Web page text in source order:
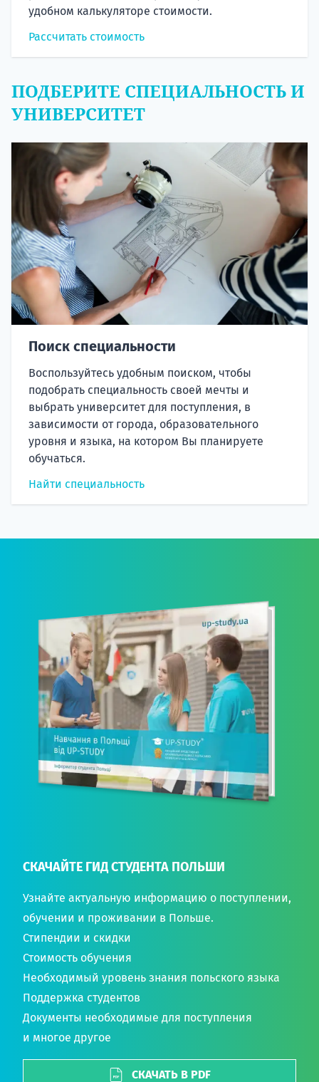
удобном калькуляторе стоимости.
Рассчитать стоимость
ПОДБЕРИТЕ СПЕЦИАЛЬНОСТЬ И
УНИВЕРСИТЕТ
Поиск специальности
Воспользуйтесь удобным поиском, чтобы
подобрать специальность своей мечты и
выбрать университет для поступления, в
зависимости от города, образовательного
уровня и языка, на котором Вы планируете
обучаться.
Найти специальность
СКАЧАЙТЕ ГИД СТУДЕНТА ПОЛЬШИ
Узнайте актуальную информацию о поступлении,
обучении и проживании в Польше.
Стипендии и скидки
Стоимость обучения
Необходимый уровень знания польского языка
Поддержка студентов
Документы необходимые для поступления
и многое другое
СКАЧАТЬ В PDF